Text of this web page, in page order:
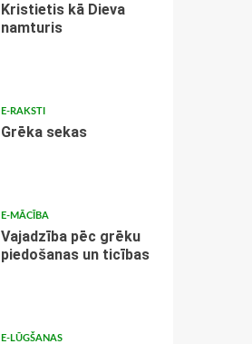
Kristietis kā Dieva
namturis
E-RAKSTI
Grēka sekas
E-MĀCĪBA
Vajadzība pēc grēku
piedošanas un ticības
E-LŪGŠANAS